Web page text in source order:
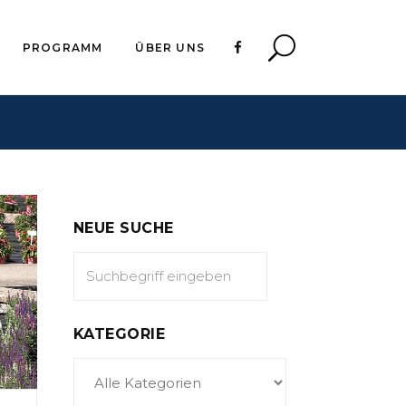
PROGRAMM ÜBER UNS
NEUE SUCHE
KATEGORIE